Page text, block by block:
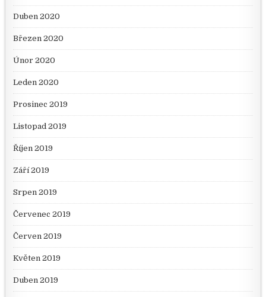
Duben 2020
Březen 2020
Únor 2020
Leden 2020
Prosinec 2019
Listopad 2019
Říjen 2019
Září 2019
Srpen 2019
Červenec 2019
Červen 2019
Květen 2019
Duben 2019